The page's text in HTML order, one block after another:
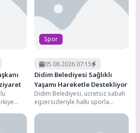
mesaj: 2028’e hazırız
Spor
05.08.2026 07:15
Didim Belediyesi Sağlıklı
Yaşamı Hareketle Destekliyor
Didim Belediyesi, ücretsiz sabah
egzersizleriyle halkı sporla
Haftanın farklı günlerinde dört